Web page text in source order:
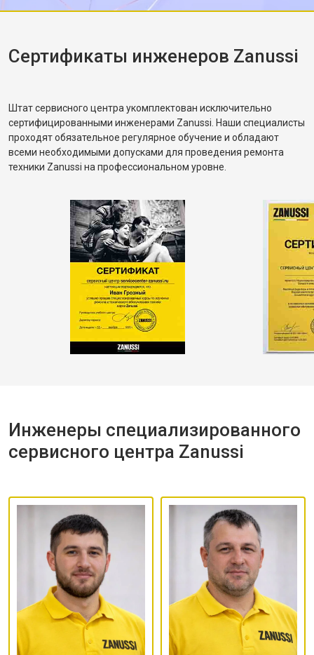
корректное. Рассказал, как правильно
разбалансировка.
Сертификаты инженеров Zanussi
Штат сервисного центра укомплектован исключительно
сертифицированными инженерами Zanussi. Наши специалисты
проходят обязательное регулярное обучение и обладают
всеми необходимыми допусками для проведения ремонта
техники Zanussi на профессиональном уровне.
Инженеры специализированного
сервисного центра Zanussi